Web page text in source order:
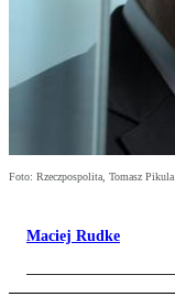
Foto: Rzeczpospolita, Tomasz Pikula
Maciej Rudke